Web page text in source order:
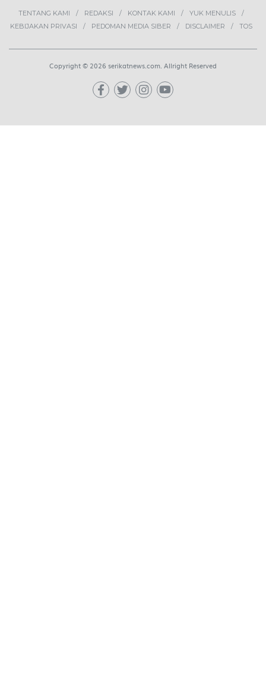
TENTANG KAMI REDAKSI KONTAK KAMI
YUK MENULIS
KEBIJAKAN PRIVASI
PEDOMAN MEDIA SIBER DISCLAIMER TOS
Copyright © 2026 serikatnews.com. Allright Reserved